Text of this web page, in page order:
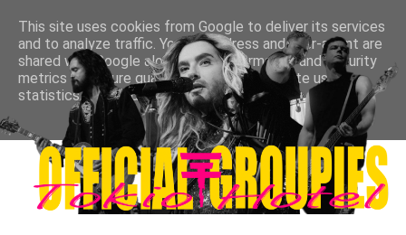
This site uses cookies from Google to deliver its services
and to analyze traffic. Your IP address and user-agent are
shared with Google along with performance and security
metrics to ensure quality of service, generate usage
statistics, and to detect and address abuse.
LEARN MORE GOT IT